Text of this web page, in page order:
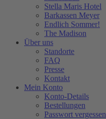
Stella Maris Hotel
Barkassen Meyer
Endlich Sommer!
The Madison
Über uns
Standorte
FAQ
Presse
Kontakt
Mein Konto
Konto-Details
Bestellungen
Passwort vergessen